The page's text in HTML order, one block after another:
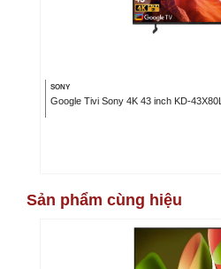
SONY
Google Tivi Sony 4K 43 inch KD-43X80L
Sản phẩm cùng hiệu